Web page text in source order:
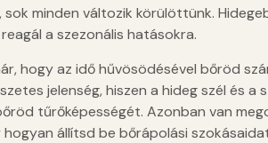
minden változik körülöttünk.
a szezonális hatásokra.
hogy az idő hűvösödésével bőröd
jelenség, hiszen a hideg szél és
tűrőképességét. Azonban van
állítsd be bőrápolási